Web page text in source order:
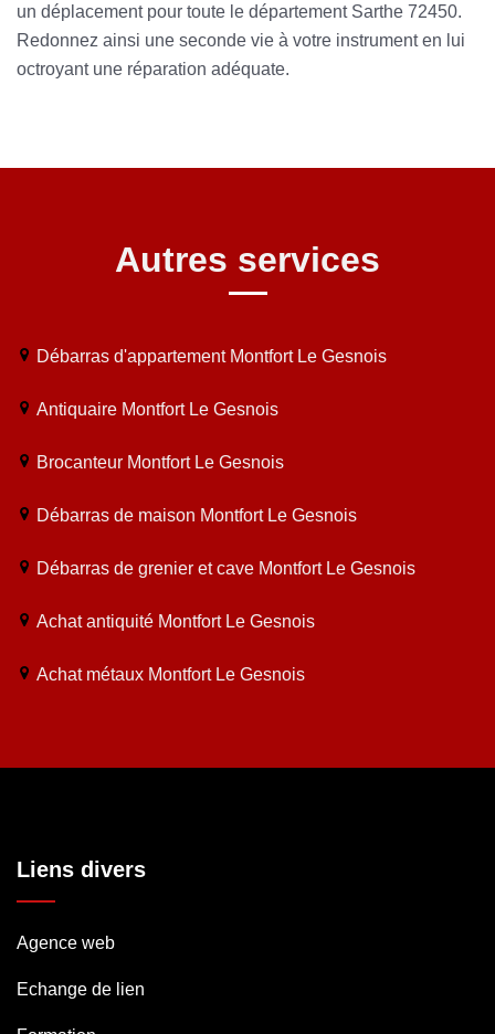
un déplacement pour toute le département Sarthe 72450.
Redonnez ainsi une seconde vie à votre instrument en lui
octroyant une réparation adéquate.
Autres services
Débarras d'appartement Montfort Le Gesnois
Antiquaire Montfort Le Gesnois
Brocanteur Montfort Le Gesnois
Débarras de maison Montfort Le Gesnois
Débarras de grenier et cave Montfort Le Gesnois
Achat antiquité Montfort Le Gesnois
Achat métaux Montfort Le Gesnois
Liens divers
Agence web
Echange de lien